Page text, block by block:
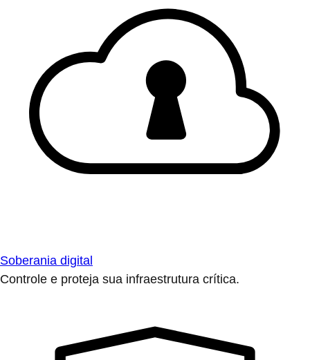
Soberania digital
Controle e proteja sua infraestrutura crítica.